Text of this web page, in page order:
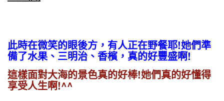
此時在微笑的眼後方，有人正在野餐耶!她們準
備了水果、三明治、香檳，真的好豐盛啊!
這樣面對大海的景色真的好棒!她們真的好懂得
享受人生啊!^^